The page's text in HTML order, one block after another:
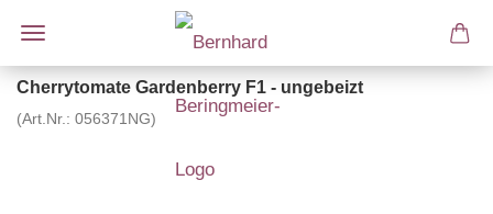
Cherrytomate Gardenberry F1 - ungebeizt
(Art.Nr.: 056371NG)